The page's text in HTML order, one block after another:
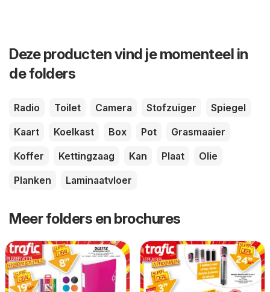
Deze producten vind je momenteel in
de folders
Radio Toilet Camera Stofzuiger
Spiegel
Kaart
Koelkast Box Pot
Grasmaaier
Koffer
Kettingzaag Kan Plaat
Olie
Planken
Laminaatvloer
Meer folders en brochures